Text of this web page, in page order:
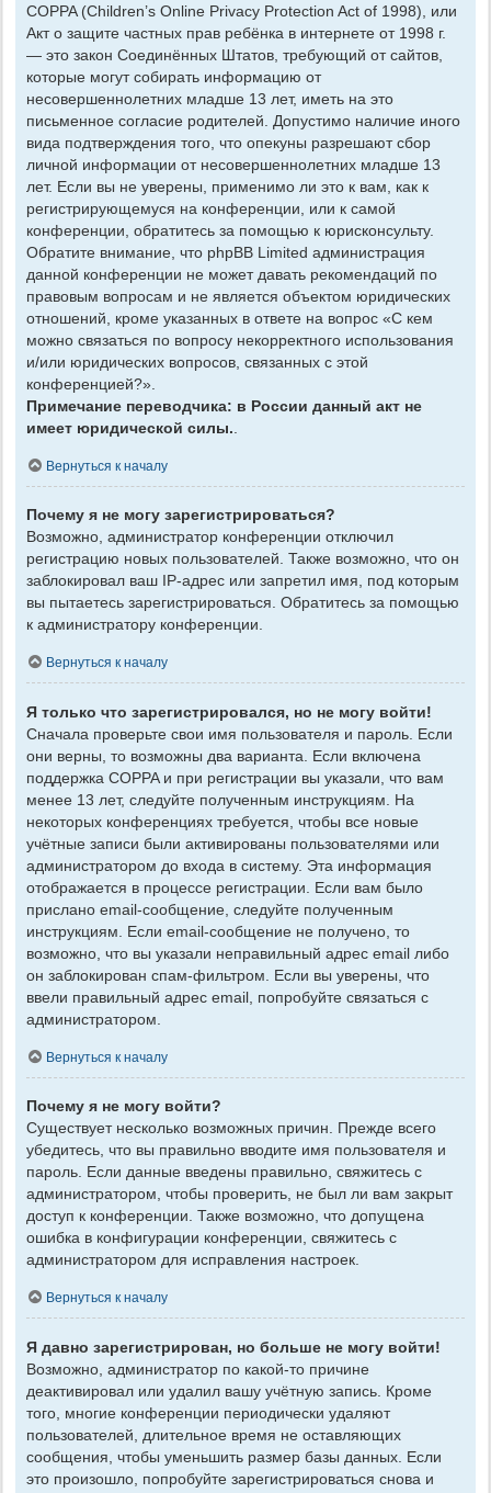
COPPA (Children’s Online Privacy Protection Act of 1998), или
Акт о защите частных прав ребёнка в интернете от 1998 г.
— это закон Соединённых Штатов, требующий от сайтов,
которые могут собирать информацию от
несовершеннолетних младше 13 лет, иметь на это
письменное согласие родителей. Допустимо наличие иного
вида подтверждения того, что опекуны разрешают сбор
личной информации от несовершеннолетних младше 13
лет. Если вы не уверены, применимо ли это к вам, как к
регистрирующемуся на конференции, или к самой
конференции, обратитесь за помощью к юрисконсульту.
Обратите внимание, что phpBB Limited администрация
данной конференции не может давать рекомендаций по
правовым вопросам и не является объектом юридических
отношений, кроме указанных в ответе на вопрос «С кем
можно связаться по вопросу некорректного использования
и/или юридических вопросов, связанных с этой
конференцией?».
Примечание переводчика: в России данный акт не
имеет юридической силы.
Вернуться к началу
Почему я не могу зарегистрироваться?
Возможно, администратор конференции отключил
регистрацию новых пользователей. Также возможно, что он
заблокировал ваш IP-адрес или запретил имя, под которым
вы пытаетесь зарегистрироваться. Обратитесь за помощью
к администратору конференции.
Вернуться к началу
Я только что зарегистрировался, но не могу войти!
Сначала проверьте свои имя пользователя и пароль. Если
они верны, то возможны два варианта. Если включена
поддержка COPPA и при регистрации вы указали, что вам
менее 13 лет, следуйте полученным инструкциям. На
некоторых конференциях требуется, чтобы все новые
учётные записи были активированы пользователями или
администратором до входа в систему. Эта информация
отображается в процессе регистрации. Если вам было
прислано email-сообщение, следуйте полученным
инструкциям. Если email-сообщение не получено, то
возможно, что вы указали неправильный адрес email либо
он заблокирован спам-фильтром. Если вы уверены, что
ввели правильный адрес email, попробуйте связаться с
администратором.
Вернуться к началу
Почему я не могу войти?
Существует несколько возможных причин. Прежде всего
убедитесь, что вы правильно вводите имя пользователя и
пароль. Если данные введены правильно, свяжитесь с
администратором, чтобы проверить, не был ли вам закрыт
доступ к конференции. Также возможно, что допущена
ошибка в конфигурации конференции, свяжитесь с
администратором для исправления настроек.
Вернуться к началу
Я давно зарегистрирован, но больше не могу войти!
Возможно, администратор по какой-то причине
деактивировал или удалил вашу учётную запись. Кроме
того, многие конференции периодически удаляют
пользователей, длительное время не оставляющих
сообщения, чтобы уменьшить размер базы данных. Если
это произошло, попробуйте зарегистрироваться снова и